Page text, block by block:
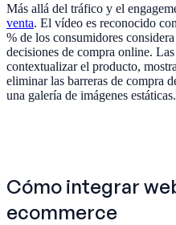
Más allá del tráfico y el
venta. El vídeo es reconocido
% de los consumidores
decisiones de compra online.
contextualizar el producto,
eliminar las barreras de compra
una galería de imágenes estáticas.
Cómo integrar
ecommerce